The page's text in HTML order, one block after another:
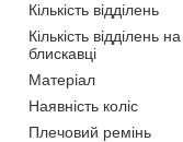
Кількість відділень
Кількість відділень на
блискавці
Матеріал
Наявність коліс
Плечовий ремінь